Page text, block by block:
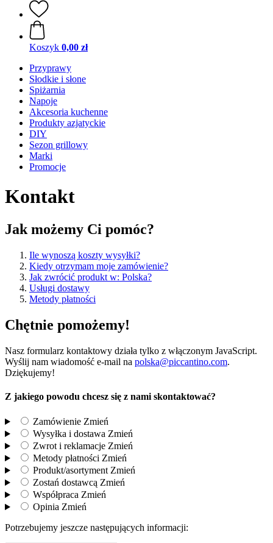
Koszyk 0,00 zł
Przyprawy
Słodkie i słone
Spiżarnia
Napoje
Akcesoria kuchenne
Produkty azjatyckie
DIY
Sezon grillowy
Marki
Promocje
Kontakt
Jak możemy Ci pomóc?
Ile wynoszą koszty wysyłki?
Kiedy otrzymam moje zamówienie?
Jak zwrócić produkt w: Polska?
Usługi dostawy
Metody płatności
Chętnie pomożemy!
Nasz formularz kontaktowy działa tylko z włączonym JavaScript.
Wyślij nam wiadomość e-mail na polska@piccantino.com.
Dziękujemy!
Z jakiego powodu chcesz się z nami skontaktować?
Zamówienie Zmień
Wysyłka i dostawa Zmień
Zwrot i reklamacje Zmień
Metody płatności Zmień
Produkt/asortyment Zmień
Zostań dostawcą Zmień
Współpraca Zmień
Opinia Zmień
Potrzebujemy jeszcze następujących informacji: